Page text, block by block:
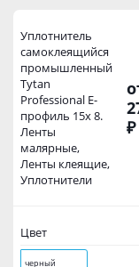
Уплотнитель
самоклеящийся
промышленный
Tytan
Professional Е-
профиль 15х 8.
Ленты
малярные,
Ленты клеящие,
Уплотнители
₽
Цвет
черный